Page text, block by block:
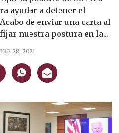
ayudar a detener el
de enviar una carta al
nuestra postura en la...
28, 2021